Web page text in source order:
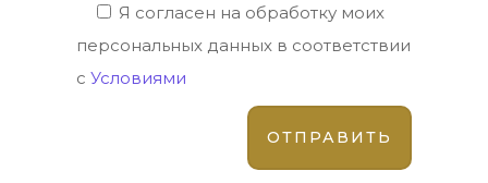
Я согласен на обработку моих
персональных данных в соответствии
с Условиями